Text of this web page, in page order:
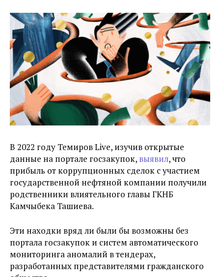
В 2022 году Темиров Live, изучив открытые
данные на портале госзакупок, выявил, что
прибыль от коррупционных сделок с участием
государственной нефтяной компании получили
родственники влиятельного главы ГКНБ
Камчыбека Ташиева.
Эти находки вряд ли были бы возможны без
портала госзакупок и систем автоматического
мониторинга аномалий в тендерах,
разработанных представителями гражданского